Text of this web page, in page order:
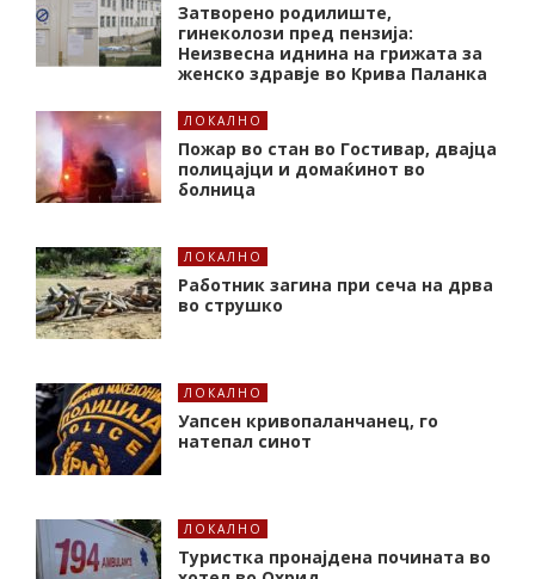
Затворено родилиште,
гинеколози пред пензија:
Неизвесна иднина на грижата за
женско здравје во Крива Паланка
ЛОКАЛНО
Пожар во стан во Гостивар, двајца
полицајци и домаќинот во
болница
ЛОКАЛНО
Работник загина при сеча на дрва
во струшко
ЛОКАЛНО
Уапсен кривопаланчанец, го
натепал синот
ЛОКАЛНО
Туристка пронајдена почината во